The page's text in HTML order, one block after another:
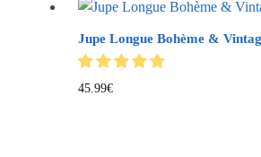
Jupe Longue Bohème &
45.99€